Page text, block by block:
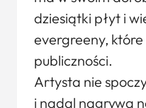
dziesiątki płyt i
evergreeny,
publiczności.
Artysta nie
i nadal nagrywa